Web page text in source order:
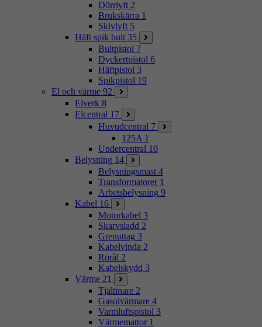
Dörrlyft 2
Brukskärra 1
Skivlyft 5
Häft spik bult 35
Bultpistol 7
Dyckertpistol 6
Häftpistol 3
Spikpistol 19
El och värme 92
Elverk 8
Elcentral 17
Huvudcentral 7
125A 1
Undercentral 10
Belysning 14
Belysningsmast 4
Transformatorer 1
Arbetsbelysning 9
Kabel 16
Motorkabel 3
Skarvsladd 2
Grenuttag 3
Kabelvinda 2
Rörål 2
Kabelskydd 3
Värme 21
Tjältinare 2
Gasolvärmare 4
Varmluftspistol 3
Värmemattor 1